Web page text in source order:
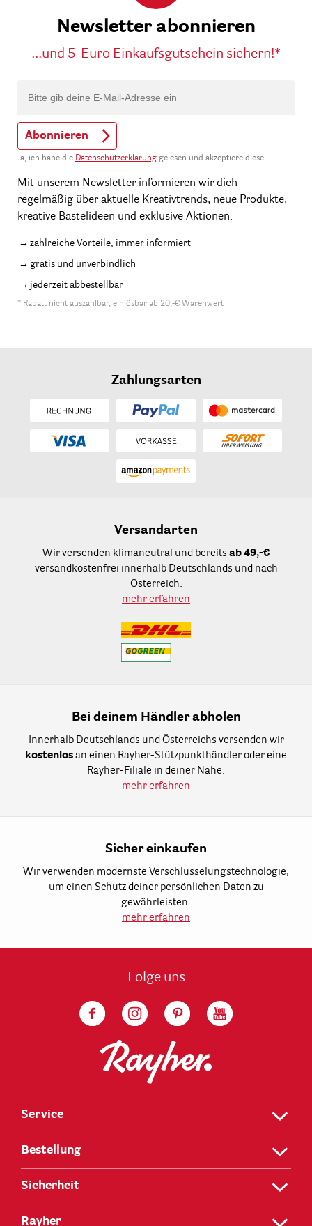
Newsletter abonnieren
...und 5-Euro Einkaufsgutschein sichern!*
Abonnieren
Ja, ich habe die Datenschutzerklärung gelesen und akzeptiere diese.
Mit unserem Newsletter informieren wir dich
regelmäßig über aktuelle Kreativtrends, neue Produkte,
kreative Bastelideen und exklusive Aktionen.
zahlreiche Vorteile, immer informiert
gratis und unverbindlich
jederzeit abbestellbar
* Rabatt nicht auszahlbar, einlösbar ab 20,-€ Warenwert
Zahlungsarten
Versandarten
Wir versenden klimaneutral und bereits ab 49,-€
versandkostenfrei innerhalb Deutschlands und nach
Österreich.
mehr erfahren
Bei deinem Händler abholen
Innerhalb Deutschlands und Österreichs versenden wir
kostenlos an einen Rayher-Stützpunkthändler oder eine
Rayher-Filiale in deiner Nähe.
mehr erfahren
Sicher einkaufen
Wir verwenden modernste Verschlüsselungstechnologie,
um einen Schutz deiner persönlichen Daten zu
gewährleisten.
mehr erfahren
Folge uns
Service
Bestellung
Sicherheit
Rayher